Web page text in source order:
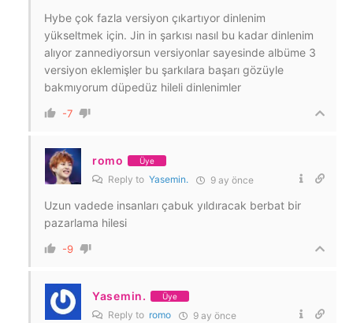
Hybe çok fazla versiyon çıkartıyor dinlenim
yükseltmek için. Jin in şarkısı nasıl bu kadar dinlenim
alıyor zannediyorsun versiyonlar sayesinde albüme 3
versiyon eklemişler bu şarkılara başarı gözüyle
bakmıyorum düpedüz hileli dinlenimler
-7
romo Üye
Reply to Yasemin. 9 ay önce
Uzun vadede insanları çabuk yıldıracak berbat bir
pazarlama hilesi
-9
Yasemin. Üye
Reply to romo 9 ay önce